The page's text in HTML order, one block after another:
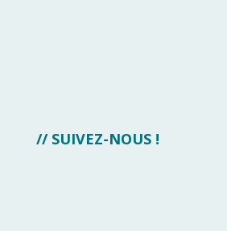
// SUIVEZ-NOUS !